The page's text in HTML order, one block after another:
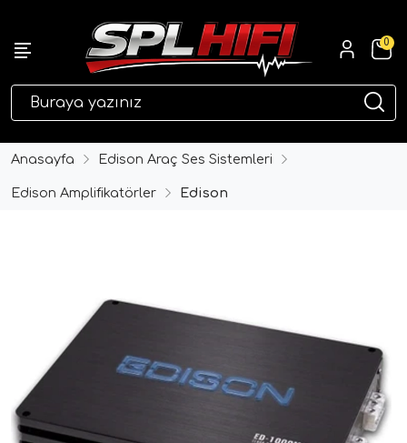
0
Anasayfa Edison Araç Ses Sistemleri
Edison Amplifikatörler Edison